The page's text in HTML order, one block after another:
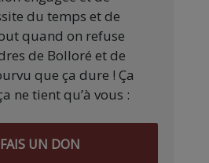
du temps et de
quand on refuse
de Bolloré et de
que ça dure ! Ça
ne tient qu’à vous :
FAIS UN DON